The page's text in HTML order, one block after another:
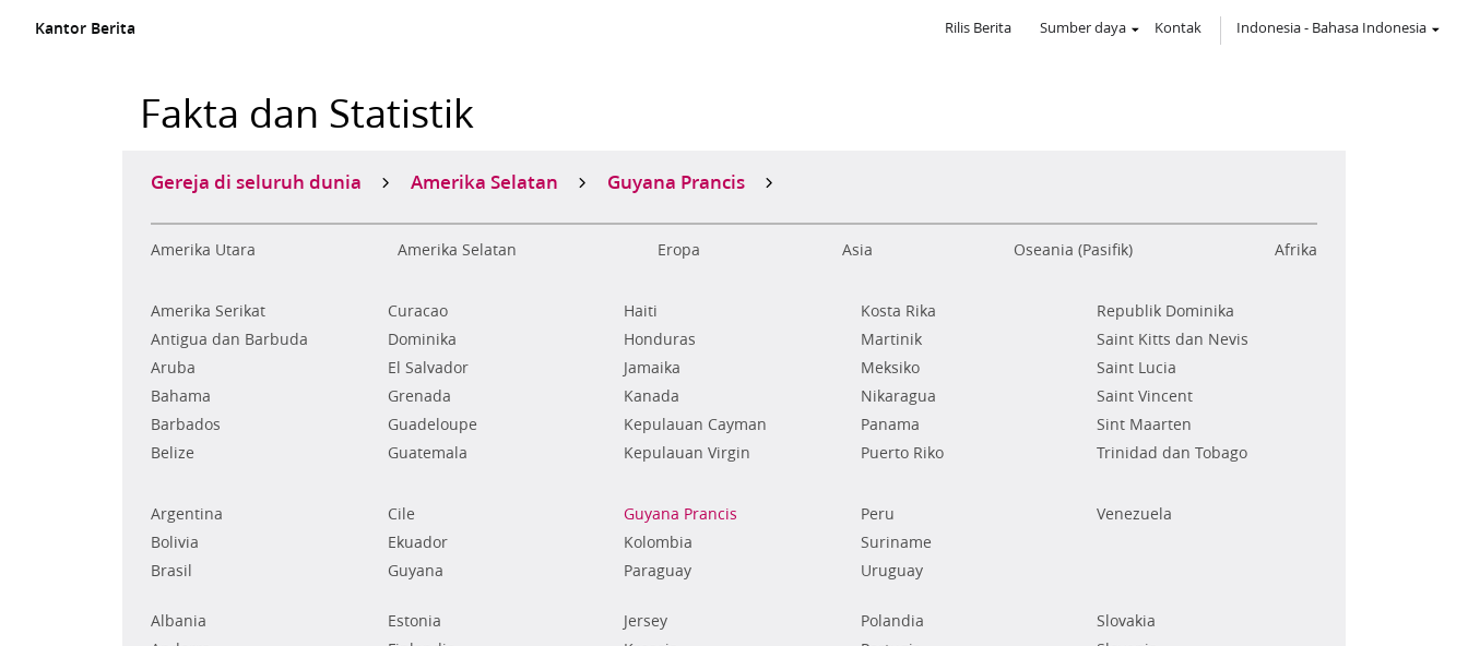
Kantor Berita Rilis Berita Sumber daya Kontak Indonesia- Bahasa Indonesia
Fakta dan Statistik
Gereja di seluruh dunia Amerika Selatan Guyana Prancis
Amerika Utara Amerika Selatan Eropa Asia Oseania (Pasifik) Afrika
Amerika Serikat
Antigua dan Barbuda
Aruba
Bahama
Barbados
Belize
Curacao
Dominika
El Salvador
Grenada
Guadeloupe
Guatemala
Haiti
Honduras
Jamaika
Kanada
Kepulauan Cayman
Kepulauan Virgin
Kosta Rika
Martinik
Meksiko
Nikaragua
Panama
Puerto Riko
Republik Dominika
Saint Kitts dan Nevis
Saint Lucia
Saint Vincent
Sint Maarten
Trinidad dan Tobago
Argentina
Bolivia
Brasil
Cile
Ekuador
Guyana
Guyana Prancis
Kolombia
Paraguay
Peru
Suriname
Uruguay
Venezuela
Albania
Estonia
Jersey
Polandia
Slovakia